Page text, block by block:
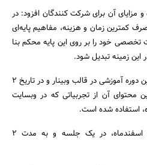
جستجو
مزایای آن برای شرکت کنندگان افزود: در
کمترین زمان و هزینه، مفاهیم پایه‌ای
تخصصی خود را بر روی این پایه محکم بنا
زمینه تبدیل شود.
متولی برگزاری این دوره تاکید کرد: این دوره آموزشی در قالب وبینار و در تاریخ 2
محتوای آن از تجربیاتی که در وبسایت
استفاده شده است.
این وبینار آموزشی در تاریخ دوم اسفندماه، در یک جلسه و به مدت 2